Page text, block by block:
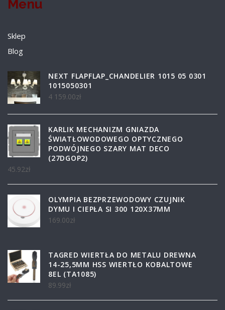
Menu
Sklep
Blog
NEXT FLAPFLAP_CHANDELIER 1015 05 0301
1015050301
4 159.00zł
KARLIK MECHANIZM GNIAZDA
ŚWIATŁOWODOWEGO OPTYCZNEGO
PODWÓJNEGO SZARY MAT DECO
(27DGOP2)
45.92zł
OLYMPIA BEZPRZEWODOWY CZUJNIK
DYMU I CIEPŁA SI 300 120X37MM
169.00zł
TAGRED WIERTŁA DO METALU DREWNA
14-25,5MM HSS WIERTŁO KOBALTOWE
8EL (TA1085)
89.99zł